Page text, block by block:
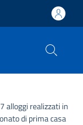
alloggi realizzati in
di prima casa